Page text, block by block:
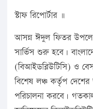
স্টাফ রিপোর্টার ॥
আসন্ন ঈদুল ফিতর উপলে
সার্ভিস শুরু হবে।
(বিআইডব্লিউটিসি) ও
বিশেষ লঞ্চ কর্তৃপ দেশের
পরিচালনা করবে।